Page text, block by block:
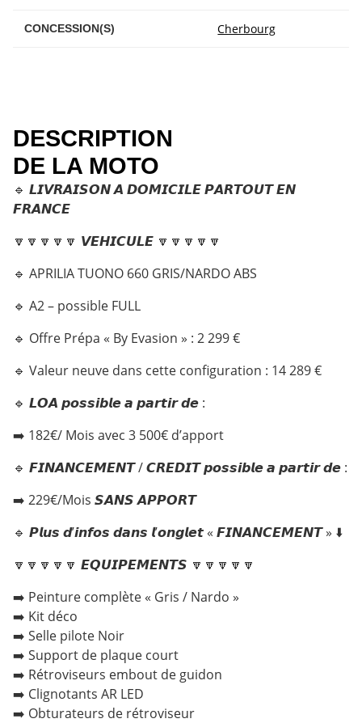
CONCESSION(S) Cherbourg
DESCRIPTION
DE LA MOTO
🔹 𝙇𝙄𝙑𝙍𝘼𝙄𝙎𝙊𝙉 𝘼 𝘿𝙊𝙈𝙄𝘾𝙄𝙇𝙀 𝙋𝘼𝙍𝙏𝙊𝙐𝙏 𝙀𝙉
𝙁𝙍𝘼𝙉𝘾𝙀
🔽🔽🔽🔽🔽 𝙑𝙀𝙃𝙄𝘾𝙐𝙇𝙀 🔽🔽🔽🔽🔽
🔹 APRILIA TUONO 660 GRIS/NARDO ABS
🔹 A2 – possible FULL
🔹 Offre Prépa « By Evasion » : 2 299 €
🔹 Valeur neuve dans cette configuration : 14 289 €
🔹 𝙇𝙊𝘼 𝙥𝙤𝙨𝙨𝙞𝙗𝙡𝙚 𝙖 𝙥𝙖𝙧𝙩𝙞𝙧 𝙙𝙚 :
➡️ 182€/ Mois avec 3 500€ d’apport
🔹 𝙁𝙄𝙉𝘼𝙉𝘾𝙀𝙈𝙀𝙉𝙏 / 𝘾𝙍𝙀𝘿𝙄𝙏 𝙥𝙤𝙨𝙨𝙞𝙗𝙡𝙚 𝙖 𝙥𝙖𝙧𝙩𝙞𝙧 𝙙𝙚 :
➡️ 229€/Mois 𝙎𝘼𝙉𝙎 𝘼𝙋𝙋𝙊𝙍𝙏
🔹 𝙋𝙡𝙪𝙨 𝙙’𝙞𝙣𝙛𝙤𝙨 𝙙𝙖𝙣𝙨 𝙡’𝙤𝙣𝙜𝙡𝙚𝙩 « 𝙁𝙄𝙉𝘼𝙉𝘾𝙀𝙈𝙀𝙉𝙏 » ⬇️
🔽🔽🔽🔽🔽 𝙀𝙌𝙐𝙄𝙋𝙀𝙈𝙀𝙉𝙏𝙎 🔽🔽🔽🔽🔽
➡️ Peinture complète « Gris / Nardo »
➡️ Kit déco
➡️ Selle pilote Noir
➡️ Support de plaque court
➡️ Rétroviseurs embout de guidon
➡️ Clignotants AR LED
➡️ Obturateurs de rétroviseur